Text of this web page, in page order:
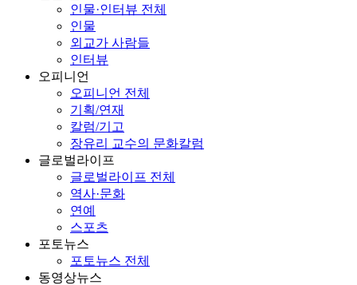
인물·인터뷰 전체
인물
외교가 사람들
인터뷰
오피니언
오피니언 전체
기획/연재
칼럼/기고
장유리 교수의 문화칼럼
글로벌라이프
글로벌라이프 전체
역사·문화
연예
스포츠
포토뉴스
포토뉴스 전체
동영상뉴스